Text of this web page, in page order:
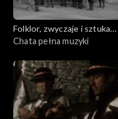
Folklor, zwyczaje i sztuka
ludowa
Chata pełna muzyki